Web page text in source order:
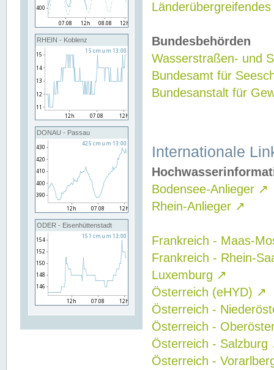
RHEIN - Koblenz
DONAU - Passau
ODER - Eisenhüttenstadt
Bundesbehörden
Wasserstraßen- und
Bundesamt für
Bundesanstalt für
Internationale
Bodensee-Anlieger ↗
Rhein-Anlieger ↗
Frankreich - Maas-
Frankreich - Rhein-
Luxemburg ↗
Österreich (eHYD) ↗
Österreich -
Österreich -
Österreich - Salzburg
Österreich -